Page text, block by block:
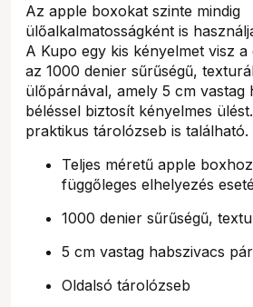
Az apple boxokat szinte mindig
ülőalkalmatosságként is
A Kupo egy kis kényelmet visz
az 1000 denier sűrűségű,
ülőpárnával, amely 5 cm vastag
béléssel biztosít kényelmes
praktikus tárolózseb is található.
Teljes méretű apple
függőleges elhelyezés
1000 denier sűrűségű,
5 cm vastag habszivacs
Oldalsó tárolózseb